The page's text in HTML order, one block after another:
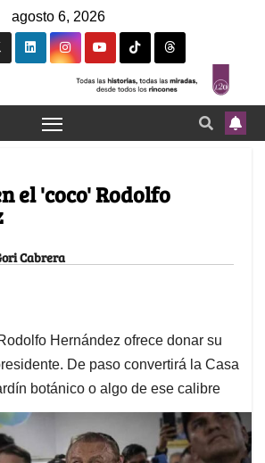
agosto 6, 2026
el 'coco' Rodolfo
Cabrera
Hernández ofrece donar su
De paso convertirá la Casa
botánico o algo de ese calibre